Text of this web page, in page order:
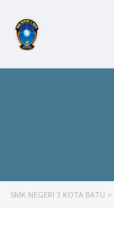
SMK NEGERI 3 KOTA BATU >